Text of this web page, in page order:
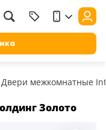
Двери межкомнатные
Золото